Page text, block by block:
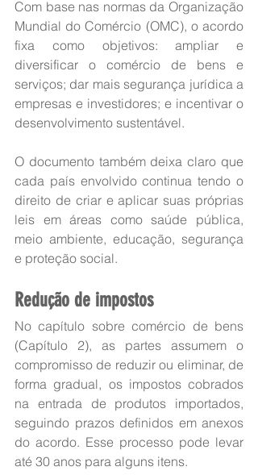
Com base nas normas da Organização
Mundial do Comércio (OMC), o acordo
fixa como objetivos: ampliar e
diversificar o comércio de bens e
serviços; dar mais segurança jurídica a
empresas e investidores; e incentivar o
desenvolvimento sustentável.
O documento também deixa claro que
cada país envolvido continua tendo o
direito de criar e aplicar suas próprias
leis em áreas como saúde pública,
meio ambiente, educação, segurança
e proteção social.
Redução de impostos
No capítulo sobre comércio de bens
(Capítulo 2), as partes assumem o
compromisso de reduzir ou eliminar, de
forma gradual, os impostos cobrados
na entrada de produtos importados,
seguindo prazos definidos em anexos
do acordo. Esse processo pode levar
até 30 anos para alguns itens.